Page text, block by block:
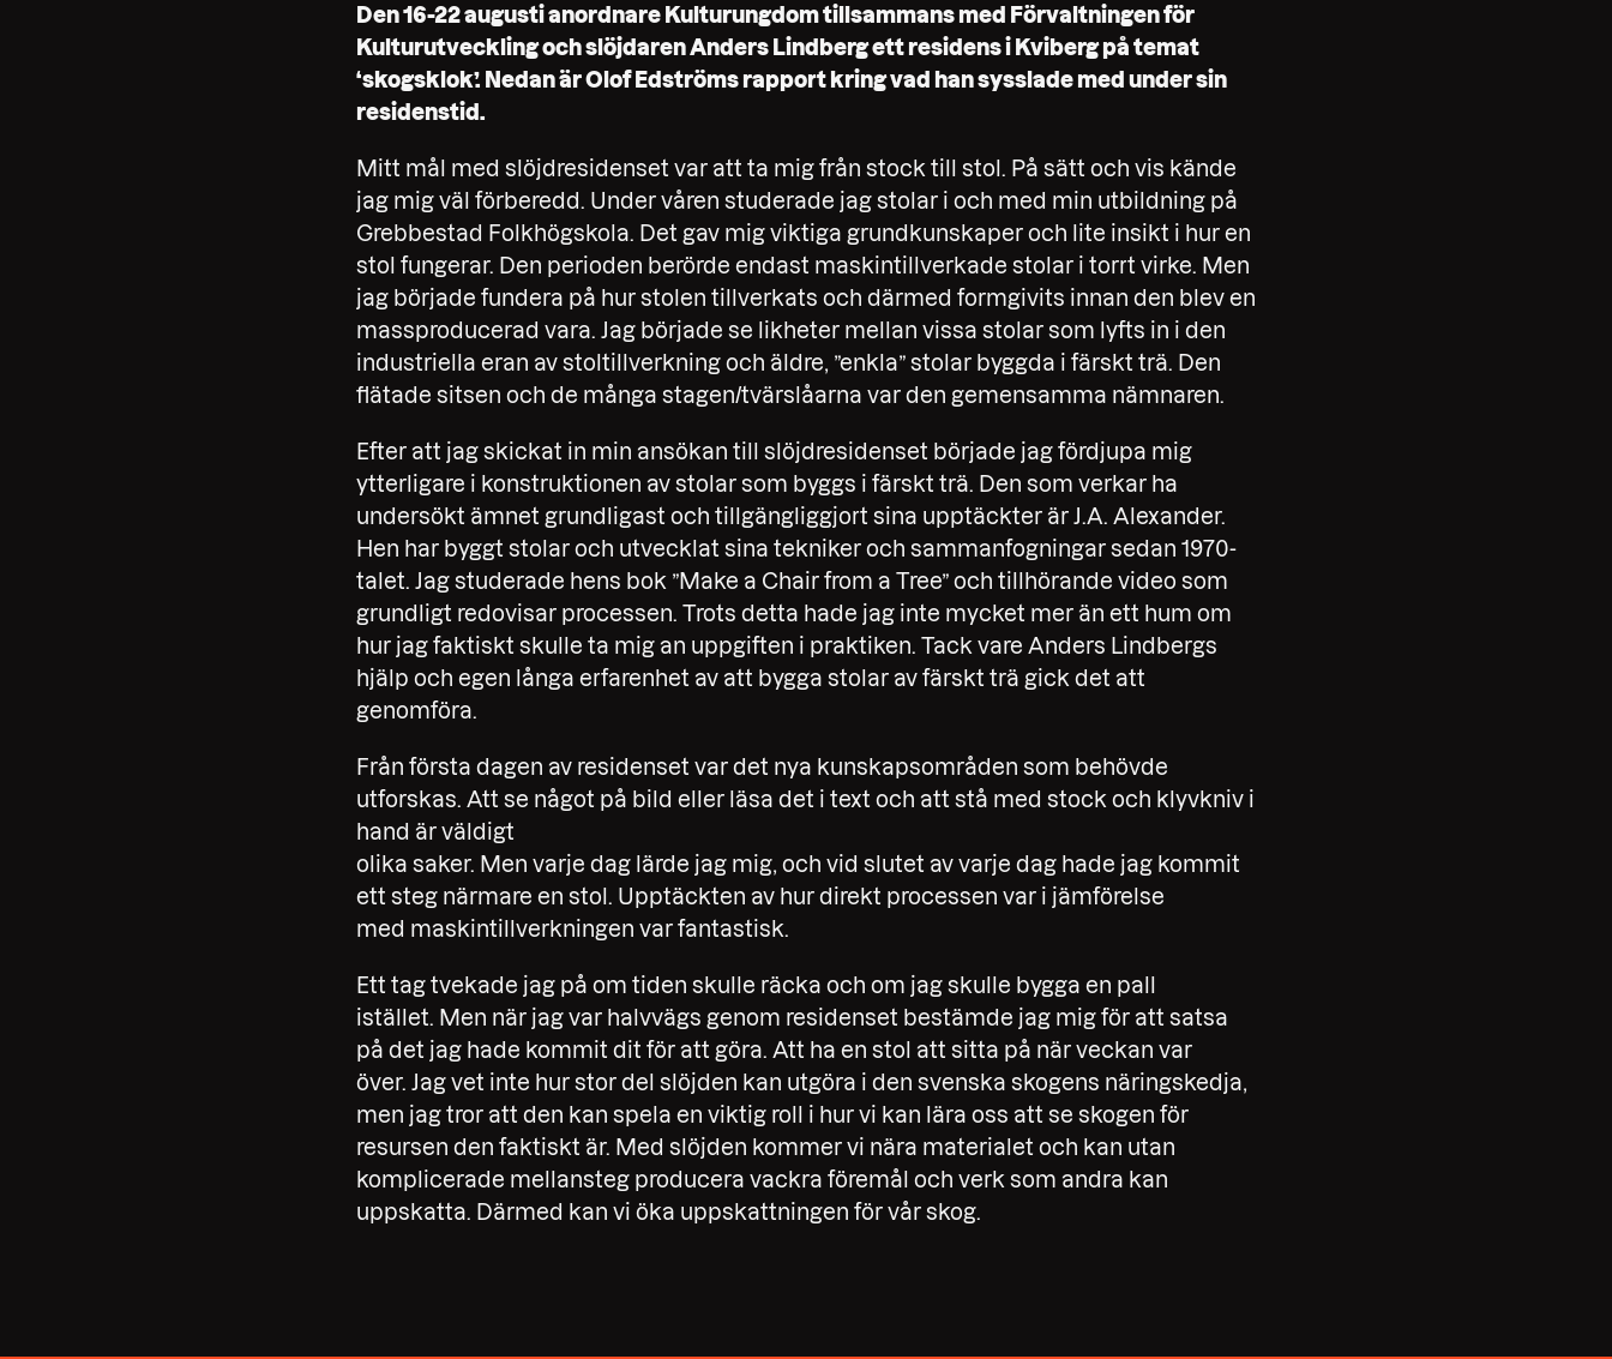
Den 16-22 augusti anordnare Kulturungdom tillsammans med Förvaltningen för
Kulturutveckling och slöjdaren Anders Lindberg ett residens i Kviberg på temat
‘skogsklok’. Nedan är Olof Edströms rapport kring vad han sysslade med under sin
residenstid.
Mitt mål med slöjdresidenset var att ta mig från stock till stol. På sätt och vis kände
jag mig väl förberedd. Under våren studerade jag stolar i och med min utbildning på
Grebbestad Folkhögskola. Det gav mig viktiga grundkunskaper och lite insikt i hur en
stol fungerar. Den perioden berörde endast maskintillverkade stolar i torrt virke. Men
jag började fundera på hur stolen tillverkats och därmed formgivits innan den blev en
massproducerad vara. Jag började se likheter mellan vissa stolar som lyfts in i den
industriella eran av stoltillverkning och äldre, ”enkla” stolar byggda i färskt trä. Den
flätade sitsen och de många stagen/tvärslåarna var den gemensamma nämnaren.
Efter att jag skickat in min ansökan till slöjdresidenset började jag fördjupa mig
ytterligare i konstruktionen av stolar som byggs i färskt trä. Den som verkar ha
undersökt ämnet grundligast och tillgängliggjort sina upptäckter är J.A. Alexander.
Hen har byggt stolar och utvecklat sina tekniker och sammanfogningar sedan 1970-
talet. Jag studerade hens bok ”Make a Chair from a Tree” och tillhörande video som
grundligt redovisar processen. Trots detta hade jag inte mycket mer än ett hum om
hur jag faktiskt skulle ta mig an uppgiften i praktiken. Tack vare Anders Lindbergs
hjälp och egen långa erfarenhet av att bygga stolar av färskt trä gick det att
genomföra.
Från första dagen av residenset var det nya kunskapsområden som behövde
utforskas. Att se något på bild eller läsa det i text och att stå med stock och klyvkniv i
hand är väldigt
olika saker. Men varje dag lärde jag mig, och vid slutet av varje dag hade jag kommit
ett steg närmare en stol. Upptäckten av hur direkt processen var i jämförelse
med maskintillverkningen var fantastisk.
Ett tag tvekade jag på om tiden skulle räcka och om jag skulle bygga en pall
istället. Men när jag var halvvägs genom residenset bestämde jag mig för att satsa
på det jag hade kommit dit för att göra. Att ha en stol att sitta på när veckan var
över. Jag vet inte hur stor del slöjden kan utgöra i den svenska skogens näringskedja,
men jag tror att den kan spela en viktig roll i hur vi kan lära oss att se skogen för
resursen den faktiskt är. Med slöjden kommer vi nära materialet och kan utan
komplicerade mellansteg producera vackra föremål och verk som andra kan
uppskatta. Därmed kan vi öka uppskattningen för vår skog.